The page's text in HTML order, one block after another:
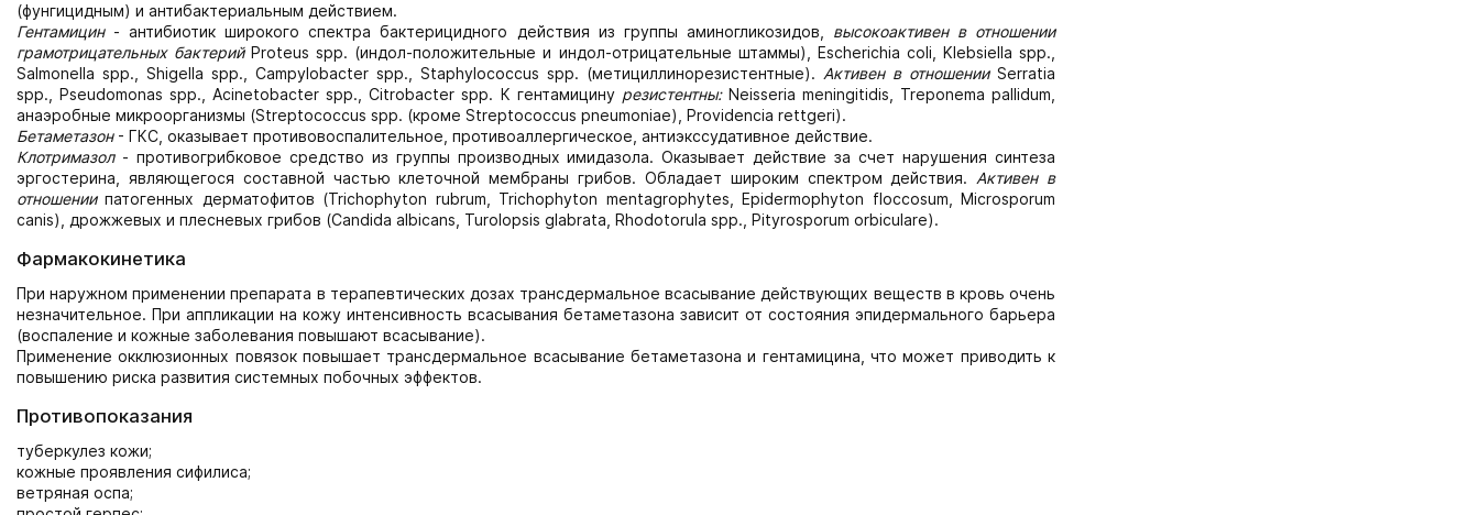
(фунгицидным) и антибактериальным действием.
Гентамицин- антибиотик широкого спектра бактерицидного действия из группы аминогликозидов, высокоактивен в отношении
грамотрицательных бактерийProteus spp. (индол-положительные и индол-отрицательные штаммы), Escherichia coli, Klebsiella spp.,
Salmonella spp., Shigella spp., Campylobacter spp., Staphylococcus spp. (метициллинорезистентные). Активен в отношенииSerratia
spp., Pseudomonas spp., Acinetobacter spp., Citrobacter spp. К гентамицину резистентны:Neisseria meningitidis, Treponema pallidum,
анаэробные микроорганизмы (Streptococcus spp. (кроме Streptococcus pneumoniae), Providencia rettgeri).
Бетаметазон- ГКС, оказывает противовоспалительное, противоаллергическое, антиэкссудативное действие.
Клотримазол- противогрибковое средство из группы производных имидазола. Оказывает действие за счет нарушения синтеза
эргостерина, являющегося составной частью клеточной мембраны грибов. Обладает широким спектром действия. Активен в
отношениипатогенных дерматофитов (Trichophyton rubrum, Trichophyton mentagrophytes, Epidermophyton floccosum, Microsporum
canis), дрожжевых и плесневых грибов (Candida albicans, Turolopsis glabrata, Rhodotorula spp., Pityrosporum orbiculare).
Фармакокинетика
При наружном применении препарата в терапевтических дозах трансдермальное всасывание действующих веществ в кровь очень
незначительное. При аппликации на кожу интенсивность всасывания бетаметазона зависит от состояния эпидермального барьера
(воспаление и кожные заболевания повышают всасывание).
Применение окклюзионных повязок повышает трансдермальное всасывание бетаметазона и гентамицина, что может приводить к
повышению риска развития системных побочных эффектов.
Противопоказания
туберкулез кожи;
кожные проявления сифилиса;
ветряная оспа;